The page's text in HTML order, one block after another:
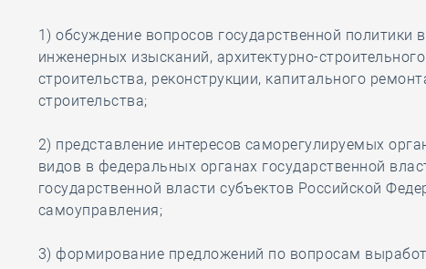
1) обсуждение вопросов государственной политики
инженерных изысканий, архитектурно-
строительства, реконструкции, капитального
строительства;
2) представление интересов саморегулируемых
видов в федеральных органах государственной
государственной власти субъектов Российской
самоуправления;
3) формирование предложений по вопросам